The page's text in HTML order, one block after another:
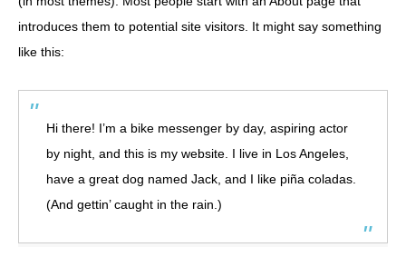
introduces them to potential site visitors. It might say something
like this:
Hi there! I’m a bike messenger by day, aspiring actor
by night, and this is my website. I live in Los Angeles,
have a great dog named Jack, and I like piña coladas.
(And gettin’ caught in the rain.)